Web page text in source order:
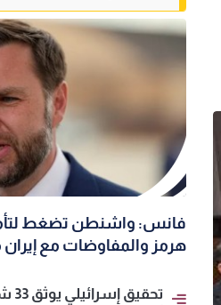
فانس: واشنطن تضغط
هرمز والمفاوضات مع